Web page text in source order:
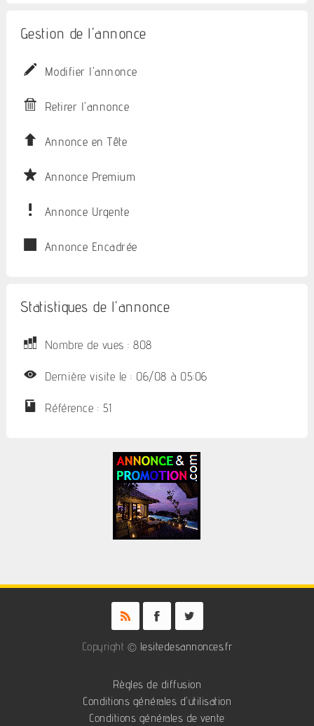
Gestion de l'annonce
Modifier l'annonce
Retirer l'annonce
Annonce en Tête
Annonce Premium
Annonce Urgente
Annonce Encadrée
Statistiques de l'annonce
Nombre de vues : 808
Dernière visite le : 06/08 à 05:06
Référence : 51
Copyright © lesitedesannonces.fr
Règles de diffusion
Conditions générales d'utilisation
Conditions générales de vente